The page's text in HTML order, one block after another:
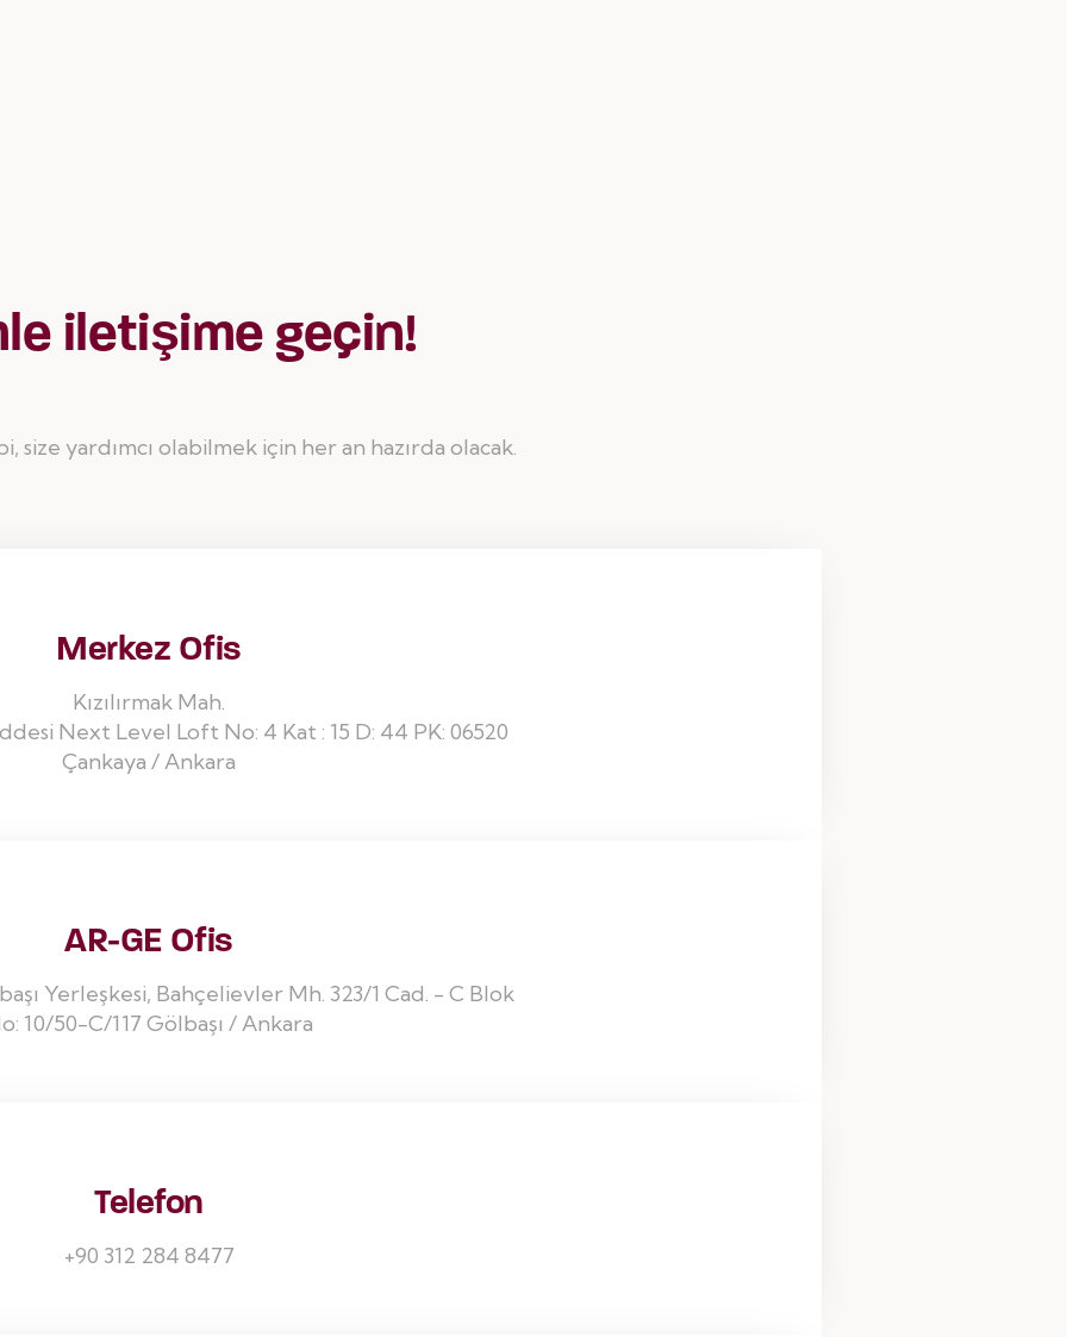
iletişime geçin!
size yardımcı olabilmek için her an hazırda olacak.
Merkez Ofis
Kızılırmak Mah.
Next Level Loft No: 4 Kat : 15 D: 44 PK: 06520
Çankaya / Ankara
AR-GE Ofis
Yerleşkesi, Bahçelievler Mh. 323/1 Cad. - C Blok
10/50-C/117 Gölbaşı / Ankara
Telefon
+90 312 284 8477